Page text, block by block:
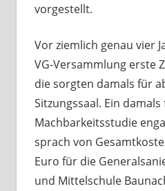
vorgestellt.
Vor ziemlich genau vier
VG-Versammlung erste
die sorgten damals für
Sitzungssaal. Ein
Machbarkeitsstudie
sprach von
Euro für die
und Mittelschule